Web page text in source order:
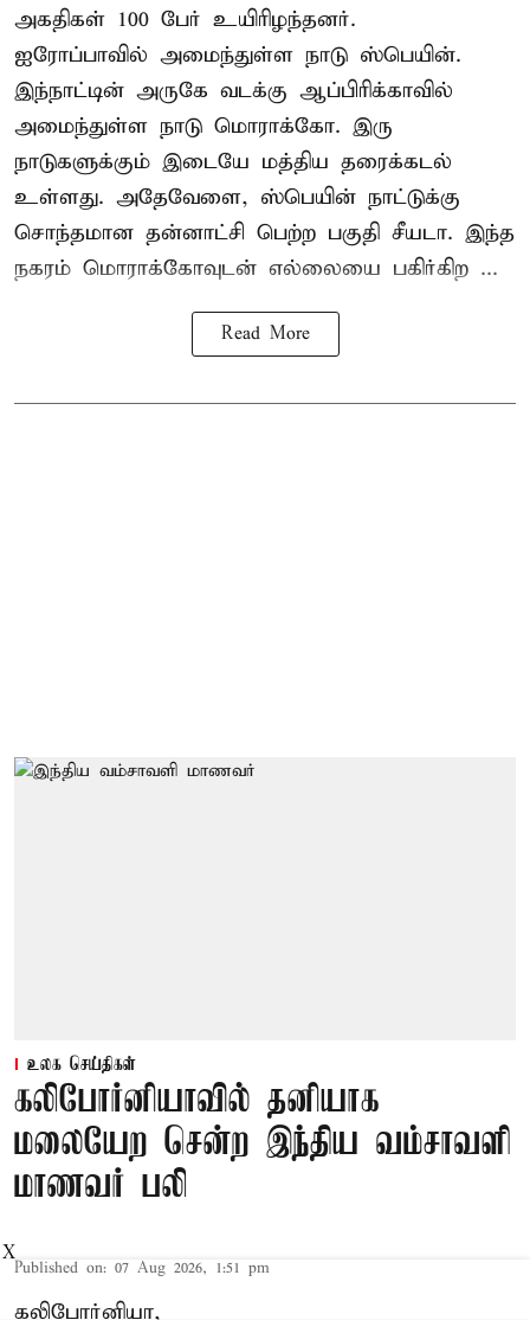
அகதிகள் 100 பேர் உயிரிழந்தனர்.
ஐரோப்பாவில் அமைந்துள்ள நாடு ஸ்பெயின்.
இந்நாட்டின் அருகே வடக்கு ஆப்பிரிக்காவில்
அமைந்துள்ள நாடு மொராக்கோ. இரு
நாடுகளுக்கும் இடையே மத்திய தரைக்கடல்
உள்ளது. அதேவேளை, ஸ்பெயின் நாட்டுக்கு
சொந்தமான தன்னாட்சி பெற்ற பகுதி சீயடா. இந்த
நகரம் மொராக்கோவுடன் எல்லையை பகிர்கிற ...
Read More
உலக செய்திகள்
கலிபோர்னியாவில் தனியாக
மலையேற சென்ற இந்திய வம்சாவளி
மாணவர் பலி
Published on: 07 Aug 2026, 1:51 pm
கலிபோர்னியா,
X